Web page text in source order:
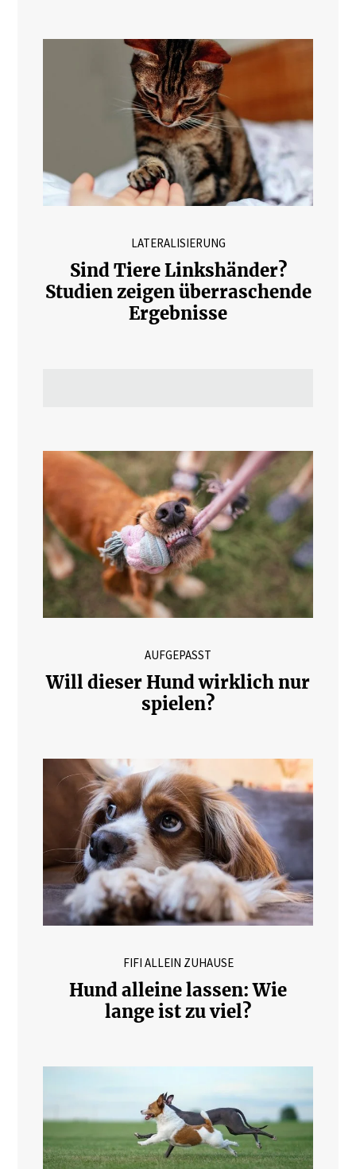
LATERALISIERUNG
Sind Tiere Linkshänder?
Studien zeigen überraschende
Ergebnisse
AUFGEPASST
Will dieser Hund wirklich nur
spielen?
FIFI ALLEIN ZUHAUSE
Hund alleine lassen: Wie
lange ist zu viel?